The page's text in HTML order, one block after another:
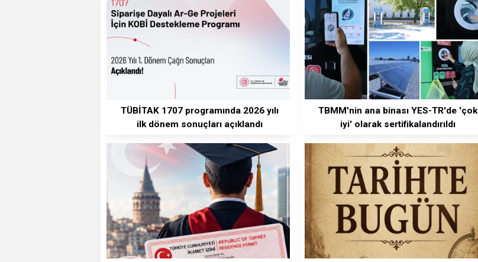
TÜBİTAK 1707 programında 2026 yılı
ilk dönem sonuçları açıklandı
TBMM'nin ana binası YES-TR'de 'çok
iyi' olarak sertifikalandırıldı